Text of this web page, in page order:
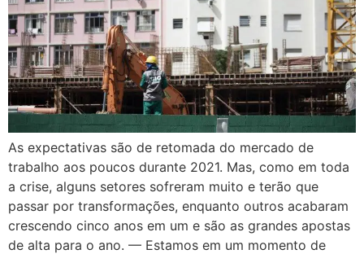
As expectativas são de retomada do mercado de
trabalho aos poucos durante 2021. Mas, como em toda
a crise, alguns setores sofreram muito e terão que
passar por transformações, enquanto outros acabaram
crescendo cinco anos em um e são as grandes apostas
de alta para o ano. — Estamos em um momento de